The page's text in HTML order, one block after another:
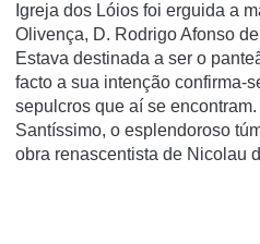
Igreja dos Lóios foi erguida a
Olivença, D. Rodrigo Afonso
Estava destinada a ser o
facto a sua intenção confirma-
sepulcros que aí se
Santíssimo, o esplendoroso
obra renascentista de Nicolau